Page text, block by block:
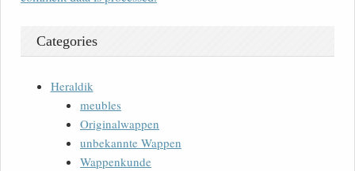
Categories
Heraldik
meubles
Originalwappen
unbekannte Wappen
Wappenkunde